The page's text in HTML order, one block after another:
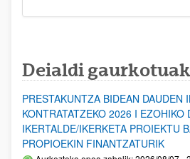
Deialdi gaurkotuak
PRESTAKUNTZA BIDEAN DAUDEN
KONTRATATZEKO 2026 I EZOHIKO
IKERTALDE/IKERKETA PROIEKTU
PROPIOEKIN FINANTZATURIK